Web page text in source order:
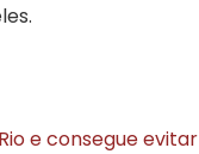
e consegue evitar